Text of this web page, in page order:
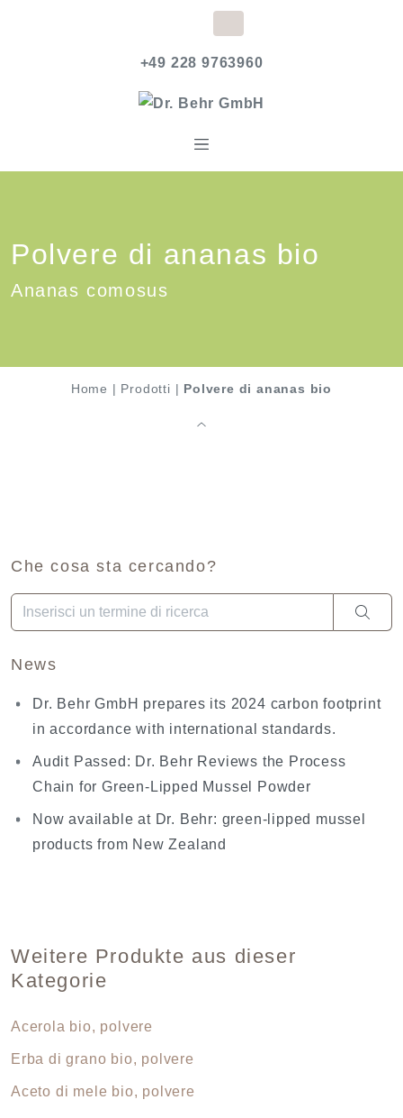
+49 228 9763960
Polvere di ananas bio
Ananas comosus
Home | Prodotti | Polvere di ananas bio
Che cosa sta cercando?
Una volta che i risultati del completamento automatico
News
Dr. Behr GmbH prepares its 2024 carbon footprint
in accordance with international standards.
Audit Passed: Dr. Behr Reviews the Process
Chain for Green-Lipped Mussel Powder
Now available at Dr. Behr: green-lipped mussel
products from New Zealand
Weitere Produkte aus dieser
Kategorie
Acerola bio, polvere
Erba di grano bio, polvere
Aceto di mele bio, polvere